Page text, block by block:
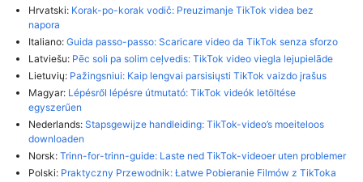
Hrvatski: Korak-po-korak vodič: Preuzimanje TikTok videa bez
napora
Italiano: Guida passo-passo: Scaricare video da TikTok senza sforzo
Latviešu: Pēc soli pa solim ceļvedis: TikTok video viegla lejupielāde
Lietuvių: Pažingsniui: Kaip lengvai parsisiųsti TikTok vaizdo įrašus
Magyar: Lépésről lépésre útmutató: TikTok videók letöltése
egyszerűen
Nederlands: Stapsgewijze handleiding: TikTok-video’s moeiteloos
downloaden
Norsk: Trinn-for-trinn-guide: Laste ned TikTok-videoer uten problemer
Polski: Praktyczny Przewodnik: Łatwe Pobieranie Filmów z TikToka